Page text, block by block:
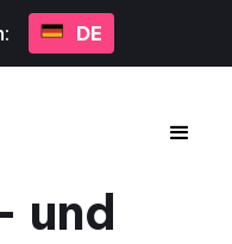
DE
und